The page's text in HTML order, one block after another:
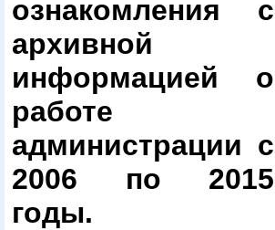
ознакомления с
архивной
информацией о
работе
администрации с
2006 по 2015
годы.